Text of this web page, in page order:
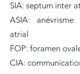
SIA: septum inter
ASIA:
atrial
FOP: foramen
CIA: